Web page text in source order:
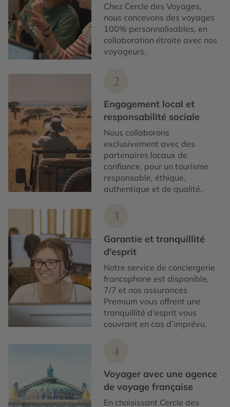
Chez Cercle des Voyages,
nous concevons des voyages
100% personnalisables, en
collaboration étroite avec nos
voyageurs.
2
Engagement local et
responsabilité sociale
Nous collaborons
exclusivement avec des
partenaires locaux de
confiance, pour un tourisme
responsable, éthique,
authentique et de qualité.
3
Garantie et tranquillité
d'esprit
Notre service de conciergerie
francophone est disponible,
7/7 et nos assurances
Premium vous offrent une
tranquillité d'esprit vous
couvrant en cas d’imprévu.
4
Voyager avec une agence
de voyage française
En choisissant Cercle des